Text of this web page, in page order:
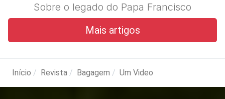
Sobre o legado do Papa Francisco
Mais artigos
Início Revista Bagagem Um Video